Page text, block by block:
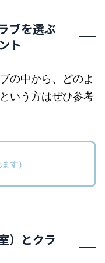
ブを選ぶ
ト
の中から、どのよ
いう方はぜひ参考
す）
）とクラ